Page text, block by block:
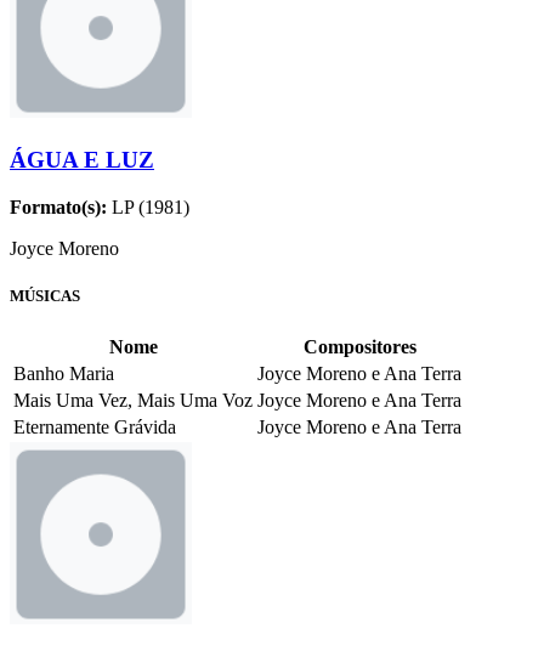
ÁGUA E LUZ
Formato(s): LP (1981)
Joyce Moreno
MÚSICAS
Nome
Compositores
Banho Maria
Joyce Moreno e Ana Terra
Mais Uma Vez, Mais Uma Voz Joyce Moreno e Ana Terra
Eternamente Grávida
Joyce Moreno e Ana Terra